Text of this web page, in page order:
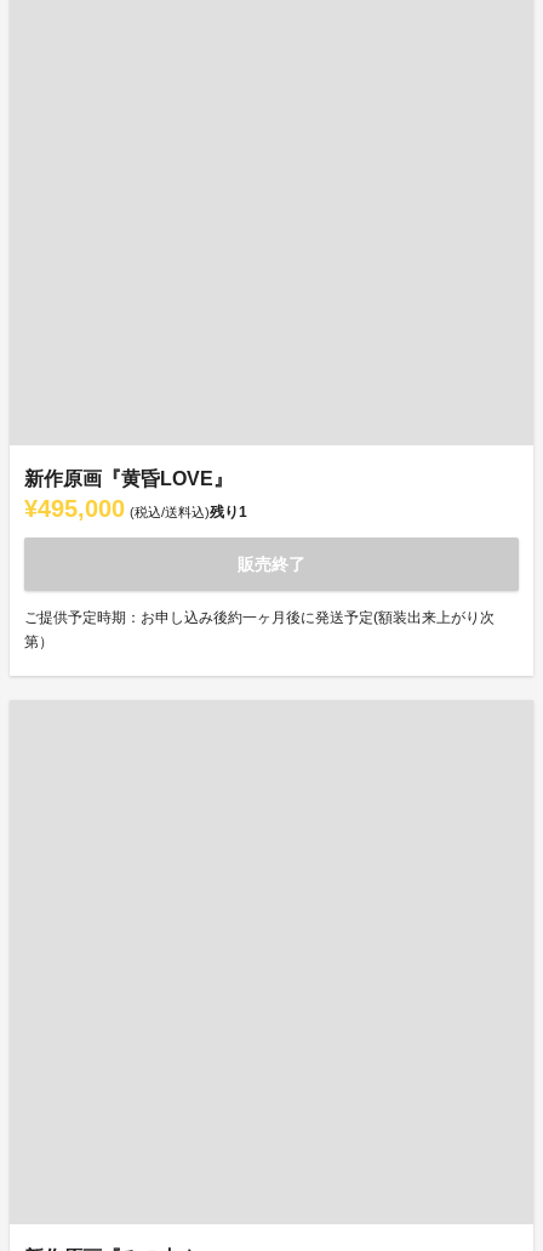
新作原画『黄昏LOVE』
¥495,000 (税込/送料込)残り1
販売終了
ご提供予定時期：お申し込み後約一ヶ月後に発送予定(額装出来上がり次
第）